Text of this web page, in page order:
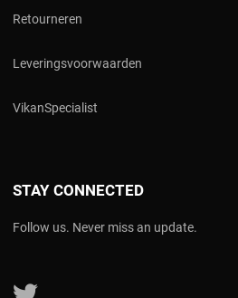
Retourneren
Leveringsvoorwaarden
VikanSpecialist
STAY CONNECTED
Follow us. Never miss an update.
Follow us on Twitter